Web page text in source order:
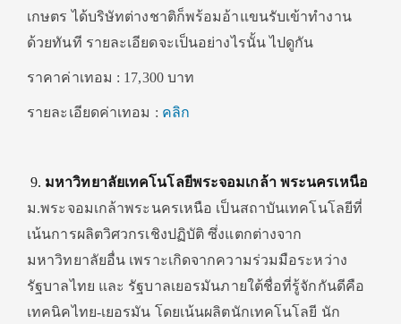
เกษตร ได้บริษัทต่างชาติก็พร้อมอ้าแขนรับเข้าทำงาน
ด้วยทันที รายละเอียดจะเป็นอย่างไรนั้น ไปดูกัน
ราคาค่าเทอม : 17,300 บาท
รายละเอียดค่าเทอม : คลิก
มหาวิทยาลัยเทคโนโลยีพระจอมเกล้า พระนครเหนือ
ม.พระจอมเกล้าพระนครเหนือ เป็นสถาบันเทคโนโลยีที่
เน้นการผลิตวิศวกรเชิงปฏิบัติ ซึ่งแตกต่างจาก
มหาวิทยาลัยอื่น เพราะเกิดจากความร่วมมือระหว่าง
รัฐบาลไทย และ รัฐบาลเยอรมันภายใต้ชื่อที่รู้จักกันดีคือ
เทคนิคไทย-เยอรมัน โดยเน้นผลิตนักเทคโนโลยี นัก